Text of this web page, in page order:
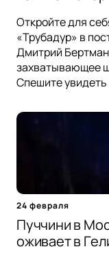
Откройте для
«Трубадур» в
Дмитрий
захватывающее
Спешите
24 февраля
Пуччини в
оживает в